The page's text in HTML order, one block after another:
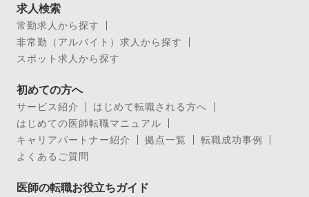
求人検索
常勤求人から探す
非常勤（アルバイト）求人から探す
スポット求人から探す
初めての方へ
サービス紹介
はじめて転職される方へ
はじめての医師転職マニュアル
キャリアパートナー紹介
拠点一覧
転職成功事例
よくあるご質問
医師の転職お役立ちガイド